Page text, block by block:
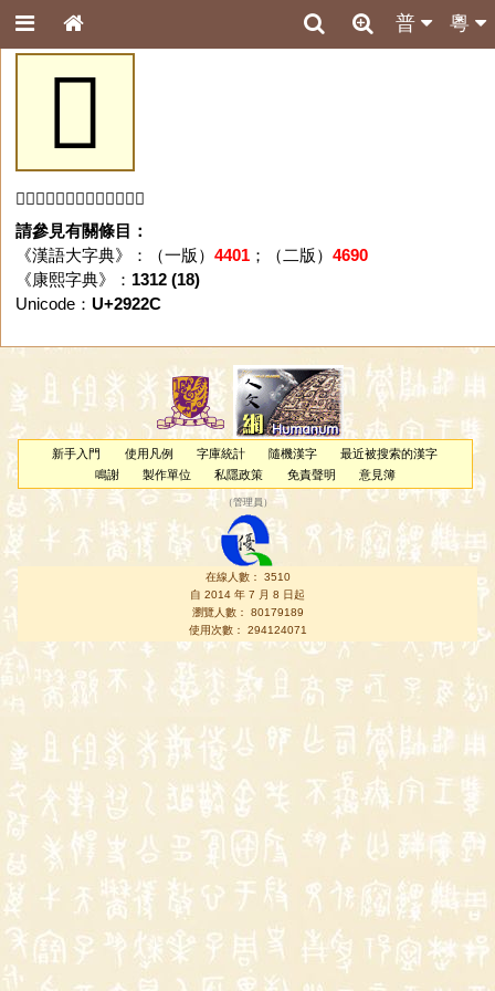
粵
普
𩈬
「𩈬」字未收錄於本資料庫。
請參見有關條目：
《漢語大字典》：（一版） 4401；（二版） 4690
《康熙字典》： 1312 (18)
Unicode： U+2922C
新手入門 使用凡例 字庫統計 隨機漢字
最近被搜索的漢字
鳴謝
製作單位 私隱政策 免責聲明 意見簿
（管理員 ）
在線人數： 3510
自 2014 年 7 月 8 日起
瀏覽人數： 80179189
使用次數： 294124071